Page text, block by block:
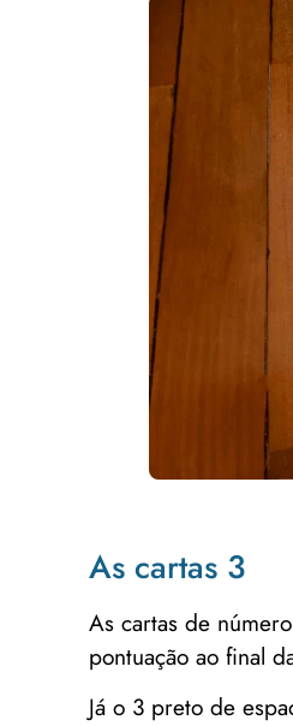
As cartas 3
As cartas de
pontuação ao final
Já o 3 preto de